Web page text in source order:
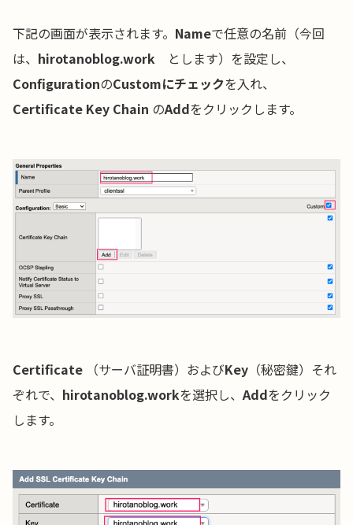
下記の画面が表示されます。 Nameで任意の名前（今回
は、 hirotanoblog.work とします）を設定し、
ConfigurationのCustomにチェックを入れ、
Certificate Key Chain のAddをクリックします。
Certificate （サーバ証明書）およびKey （秘密鍵）それ
ぞれで、 hirotanoblog.workを選択し、 Addをクリック
します。